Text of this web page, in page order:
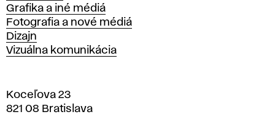
Grafika a iné médiá
Fotografia a nové médiá
Dizajn
Vizuálna komunikácia
Koceľova 23
821 08 Bratislava